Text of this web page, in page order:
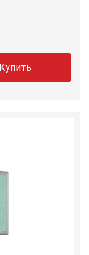
Купить